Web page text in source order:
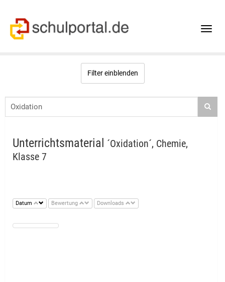
Toggle
Filter einblenden
Unterrichtsmaterial ´Oxidation´, Chemie,
Klasse 7
Datum Bewertung Downloads